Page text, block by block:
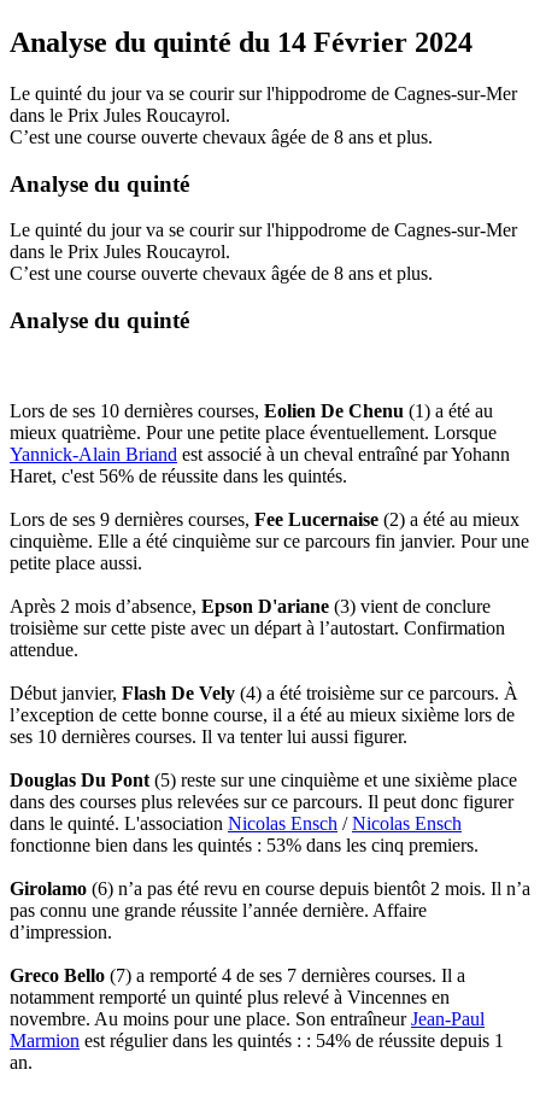
Analyse du quinté du 14 Février 2024
Le quinté du jour va se courir sur l'hippodrome de Cagnes-sur-Mer
dans le Prix Jules Roucayrol.
C’est une course ouverte chevaux âgée de 8 ans et plus.
Analyse du quinté
Le quinté du jour va se courir sur l'hippodrome de Cagnes-sur-Mer
dans le Prix Jules Roucayrol.
C’est une course ouverte chevaux âgée de 8 ans et plus.
Analyse du quinté
Lors de ses 10 dernières courses, Eolien De Chenu (1) a été au
mieux quatrième. Pour une petite place éventuellement. Lorsque
Yannick-Alain Briand est associé à un cheval entraîné par Yohann
Haret, c'est 56% de réussite dans les quintés.
Lors de ses 9 dernières courses, Fee Lucernaise (2) a été au mieux
cinquième. Elle a été cinquième sur ce parcours fin janvier. Pour une
petite place aussi.
Après 2 mois d’absence, Epson D'ariane (3) vient de conclure
troisième sur cette piste avec un départ à l’autostart. Confirmation
attendue.
Début janvier, Flash De Vely (4) a été troisième sur ce parcours. À
l’exception de cette bonne course, il a été au mieux sixième lors de
ses 10 dernières courses. Il va tenter lui aussi figurer.
Douglas Du Pont (5) reste sur une cinquième et une sixième place
dans des courses plus relevées sur ce parcours. Il peut donc figurer
dans le quinté. L'association Nicolas Ensch /Nicolas Ensch
fonctionne bien dans les quintés : 53% dans les cinq premiers.
Girolamo (6) n’a pas été revu en course depuis bientôt 2 mois. Il n’a
pas connu une grande réussite l’année dernière. Affaire
d’impression.
Greco Bello (7) a remporté 4 de ses 7 dernières courses. Il a
notamment remporté un quinté plus relevé à Vincennes en
novembre. Au moins pour une place. Son entraîneurJean-Paul
Marmion est régulier dans les quintés : : 54% de réussite depuis 1
an.